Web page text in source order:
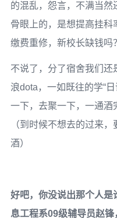
的混乱，怨言，不满当然
骨眼上的，是想提高挂
缴费重修，新校长缺钱吗
不说了，分了宿舍我们还
浪dota，一如既往的学“
一下，去聚一下，一通酒
（到时候不想去的过来
酒）
好吧，你没说出那个人是
息工程系09级辅导员赵